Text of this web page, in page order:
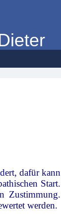
dafür kann
Start.
Zustimmung.
werden.